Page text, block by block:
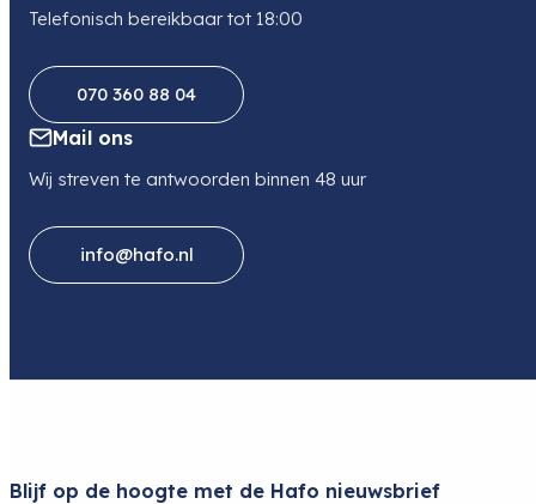
Telefonisch bereikbaar tot 18:00
070 360 88 04
Mail ons
Wij streven te antwoorden binnen 48 uur
info@hafo.nl
Blijf op de hoogte met de Hafo nieuwsbrief